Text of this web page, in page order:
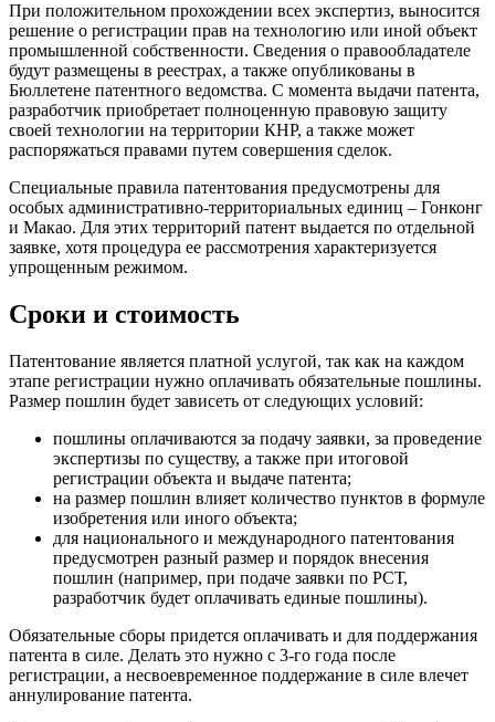
При положительном прохождении всех экспертиз, выносится
решение о регистрации прав на технологию или иной объект
промышленной собственности. Сведения о правообладателе
будут размещены в реестрах, а также опубликованы в
Бюллетене патентного ведомства. С момента выдачи патента,
разработчик приобретает полноценную правовую защиту
своей технологии на территории КНР, а также может
распоряжаться правами путем совершения сделок.
Специальные правила патентования предусмотрены для
особых административно-территориальных единиц – Гонконг
и Макао. Для этих территорий патент выдается по отдельной
заявке, хотя процедура ее рассмотрения характеризуется
упрощенным режимом.
Сроки и стоимость
Патентование является платной услугой, так как на каждом
этапе регистрации нужно оплачивать обязательные пошлины.
Размер пошлин будет зависеть от следующих условий:
пошлины оплачиваются за подачу заявки, за проведение
экспертизы по существу, а также при итоговой
регистрации объекта и выдаче патента;
на размер пошлин влияет количество пунктов в формуле
изобретения или иного объекта;
для национального и международного патентования
предусмотрен разный размер и порядок внесения
пошлин (например, при подаче заявки по РСТ,
разработчик будет оплачивать единые пошлины).
Обязательные сборы придется оплачивать и для поддержания
патента в силе. Делать это нужно с 3-го года после
регистрации, а несвоевременное поддержание в силе влечет
аннулирование патента.